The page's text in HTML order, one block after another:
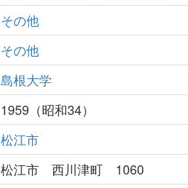
その他
その他
島根大学
1959（昭和34）
松江市
松江市 西川津町 1060